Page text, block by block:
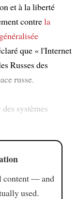
et à la liberté
contrela
généralisée
que « l'Internet
Russes des
russe.
des systèmes
content — and
used.